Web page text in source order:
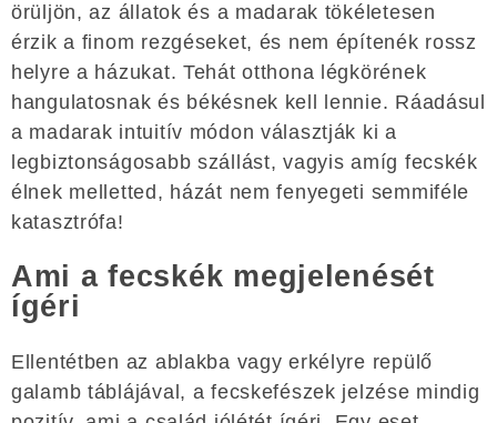
örüljön, az állatok és a madarak tökéletesen
érzik a finom rezgéseket, és nem építenék rossz
helyre a házukat. Tehát otthona légkörének
hangulatosnak és békésnek kell lennie. Ráadásul
a madarak intuitív módon választják ki a
legbiztonságosabb szállást, vagyis amíg fecskék
élnek melletted, házát nem fenyegeti semmiféle
katasztrófa!
Ami a fecskék megjelenését
ígéri
Ellentétben az ablakba vagy erkélyre repülő
galamb táblájával, a fecskefészek jelzése mindig